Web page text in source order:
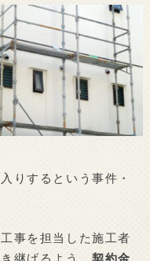
りするという事件・
事を担当した施工者